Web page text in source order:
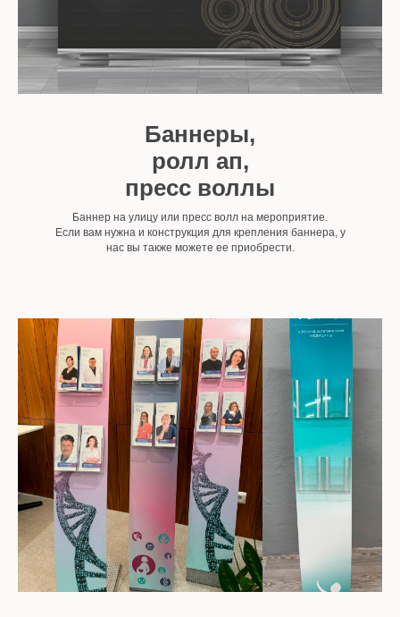
Баннеры,
ролл ап,
пресс воллы
Баннер на улицу или пресс волл на мероприятие.
Если вам нужна и конструкция для крепления баннера, у
нас вы также можете ее приобрести.